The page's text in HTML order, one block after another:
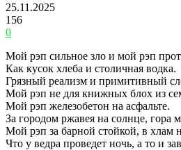
25.11.2025
156
0
Мой рэп сильное зло и мой рэп
Как кусок хлеба и столичная водка.
Грязный реализм и примитивный
Мой рэп не для книжных блох из
Мой рэп железобетон на асфальте.
За городом ржавея на солнце, гора
Мой рэп за барной стойкой, в хлам
Что у ведра проведет ночь, а то и